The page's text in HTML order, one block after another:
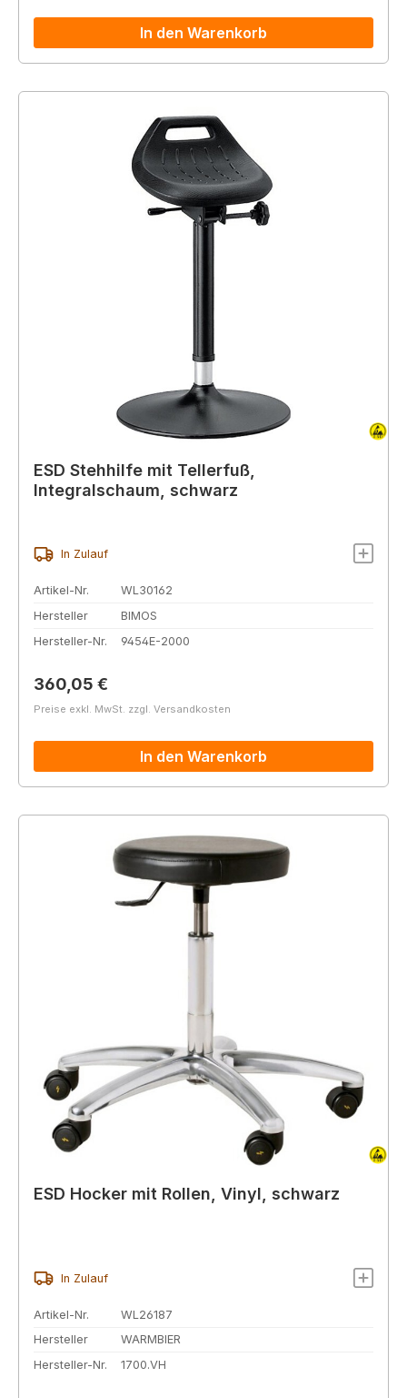
In den Warenkorb
ESD Stehhilfe mit Tellerfuß,
Integralschaum, schwarz
In Zulauf
Artikel-Nr.
WL30162
Hersteller
BIMOS
Hersteller-Nr.
9454E-2000
Regulärer Preis:
360,05 €
Preise exkl. MwSt. zzgl. Versandkosten
In den Warenkorb
ESD Hocker mit Rollen, Vinyl, schwarz
In Zulauf
Artikel-Nr.
WL26187
Hersteller
WARMBIER
Hersteller-Nr.
1700.VH